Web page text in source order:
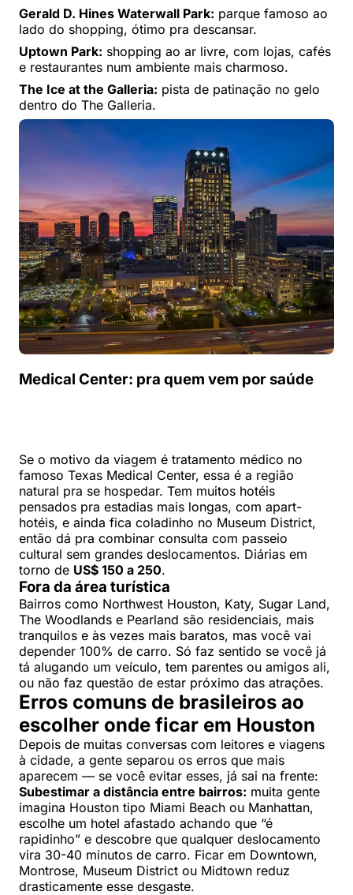
Gerald D. Hines Waterwall Park: parque famoso ao
lado do shopping, ótimo pra descansar.
Uptown Park: shopping ao ar livre, com lojas, cafés
e restaurantes num ambiente mais charmoso.
The Ice at the Galleria: pista de patinação no gelo
dentro do The Galleria.
Medical Center: pra quem vem por saúde
Se o motivo da viagem é tratamento médico no
famoso Texas Medical Center, essa é a região
natural pra se hospedar. Tem muitos hotéis
pensados pra estadias mais longas, com apart-
hotéis, e ainda fica coladinho no Museum District,
então dá pra combinar consulta com passeio
cultural sem grandes deslocamentos. Diárias em
torno de US$ 150 a 250.
Fora da área turística
Bairros como Northwest Houston, Katy, Sugar Land,
The Woodlands e Pearland são residenciais, mais
tranquilos e às vezes mais baratos, mas você vai
depender 100% de carro. Só faz sentido se você já
tá alugando um veículo, tem parentes ou amigos ali,
ou não faz questão de estar próximo das atrações.
Erros comuns de brasileiros ao
escolher onde ficar em Houston
Depois de muitas conversas com leitores e viagens
à cidade, a gente separou os erros que mais
aparecem — se você evitar esses, já sai na frente:
Subestimar a distância entre bairros: muita gente
imagina Houston tipo Miami Beach ou Manhattan,
escolhe um hotel afastado achando que “é
rapidinho” e descobre que qualquer deslocamento
vira 30-40 minutos de carro. Ficar em Downtown,
Montrose, Museum District ou Midtown reduz
drasticamente esse desgaste.